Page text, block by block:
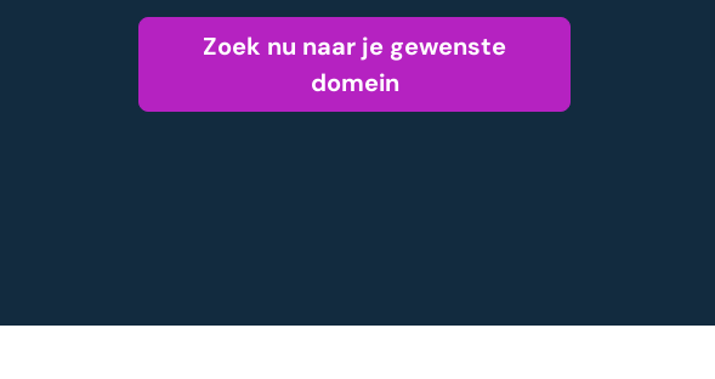
Zoek nu naar je gewenste
domein